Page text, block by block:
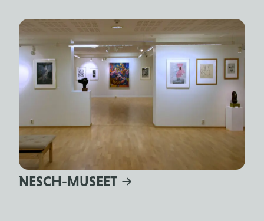
NESCH-MUSEET